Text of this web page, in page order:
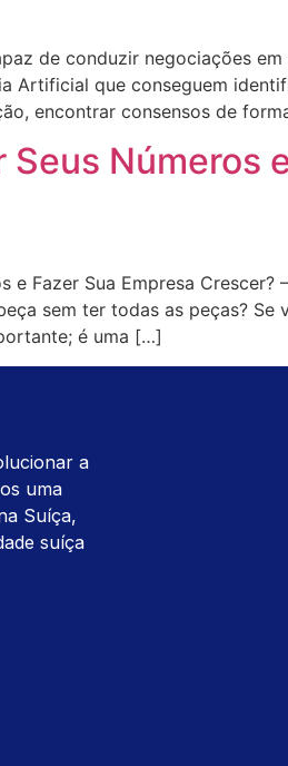
de conduzir negociações
Artificial que conseguem
encontrar consensos de
Seus Números
e Fazer Sua Empresa
sem ter todas as peças? Se
é uma […]
a
uma
Suíça,
suíça